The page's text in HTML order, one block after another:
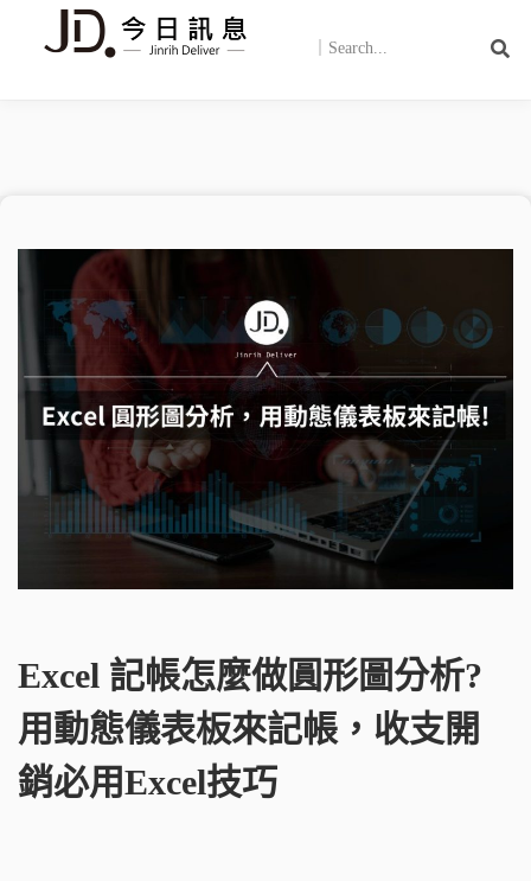
Excel 記帳怎麼做圓形圖分析?
用動態儀表板來記帳，收支開
銷必用Excel技巧